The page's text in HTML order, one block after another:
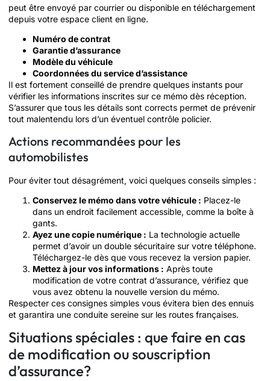
peut être envoyé par courrier ou disponible en téléchargement
depuis votre espace client en ligne.
Numéro de contrat
Garantie d’assurance
Modèle du véhicule
Coordonnées du service d’assistance
Il est fortement conseillé de prendre quelques instants pour
vérifier les informations inscrites sur ce mémo dès réception.
S’assurer que tous les détails sont corrects permet de prévenir
tout malentendu lors d’un éventuel contrôle policier.
Actions recommandées pour les
automobilistes
Pour éviter tout désagrément, voici quelques conseils simples :
Conservez le mémo dans votre véhicule : Placez-le
dans un endroit facilement accessible, comme la boîte à
gants.
Ayez une copie numérique : La technologie actuelle
permet d’avoir un double sécuritaire sur votre téléphone.
Téléchargez-le dès que vous recevez la version papier.
Mettez à jour vos informations : Après toute
modification de votre contrat d’assurance, vérifiez que
vous avez obtenu la nouvelle version du mémo.
Respecter ces consignes simples vous évitera bien des ennuis
et garantira une conduite sereine sur les routes françaises.
Situations spéciales : que faire en cas
de modification ou souscription
d’assurance?